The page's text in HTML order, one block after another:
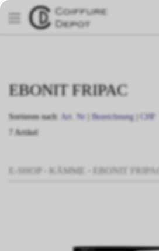
EBONIT FRIPAC
Sortieren nach: Art. Nr Bezeichnung
CHF
7 Artikel
KÄMME EBONIT FRIPAC